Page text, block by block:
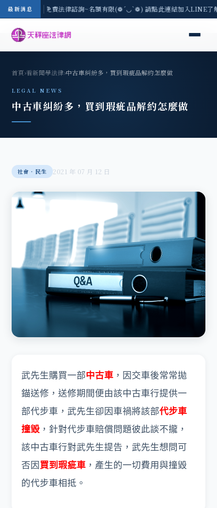
最新消息
-8/3(一) 現場免費法律諮詢~名額有限(❁´◡`❁) 請點此連結加入LINE
首頁›看新聞學法律›中古車糾紛多，買到瑕疵品解約怎麼做
LEGAL NEWS
中古車糾紛多，買到瑕疵品解約怎麼做
社會‧民生 2021 年 07 月 12 日
武先生購買一部中古車 ，因交車後常常拋
錨送修，送修期間便由該中古車行提供一
部代步車，武先生卻因車禍將該部代步車
撞毀 ，針對代步車賠償問題彼此談不攏，
該中古車行對武先生提告，武先生想問可
否因 買到瑕疵車 ，產生的一切費用與撞毀
的代步車相抵。